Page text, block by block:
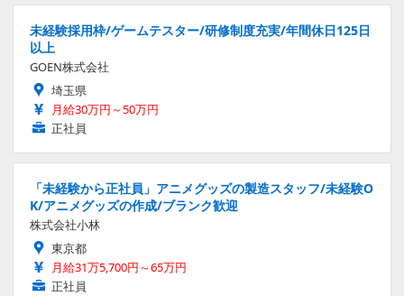
未経験採用枠/ゲームテスター/研修制度充実/年間休日125日
以上
GOEN株式会社
埼玉県
月給30万円～50万円
正社員
「未経験から正社員」アニメグッズの製造スタッフ/未経験O
K/アニメグッズの作成/ブランク歓迎
株式会社小林
東京都
月給31万5,700円～65万円
正社員